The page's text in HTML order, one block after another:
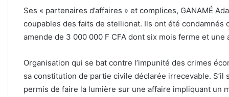
Ses « partenaires d’affaires » et complices, GANAMÉ
coupables des faits de stellionat. Ils ont été condamnés
amende de 3 000 000 F CFA dont six mois ferme et une
Organisation qui se bat contre l’impunité des crimes
sa constitution de partie civile déclarée irrecevable.
permis de faire la lumière sur une affaire impliquant un